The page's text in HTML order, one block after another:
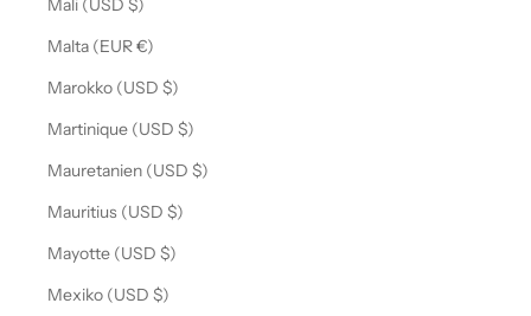
Mali (USD $)
Malta (EUR €)
Marokko (USD $)
Martinique (USD $)
Mauretanien (USD $)
Mauritius (USD $)
Mayotte (USD $)
Mexiko (USD $)